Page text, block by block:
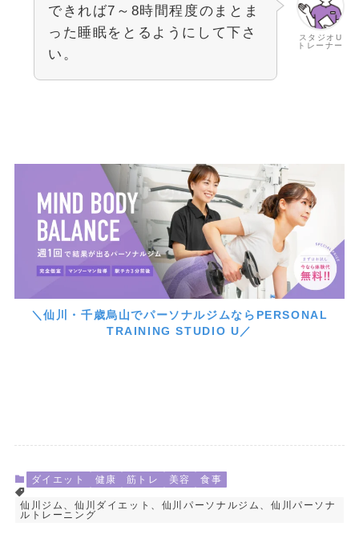
スタジオU
トレーナー
できれば7～8時間程度のまとま
った睡眠をとるようにして下さ
い。
＼仙川・千歳烏山でパーソナルジムならPERSONAL
TRAINING STUDIO U／
ダイエット 健康 筋トレ 美容 食事
仙川ジム、仙川ダイエット、仙川パーソナルジム、仙川パーソナ
ルトレーニング